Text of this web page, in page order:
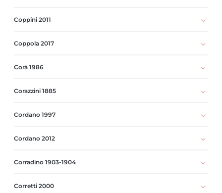
Coppini 2011
Coppola 2017
Corà 1986
Corazzini 1885
Cordano 1997
Cordano 2012
Corradino 1903-1904
Corretti 2000